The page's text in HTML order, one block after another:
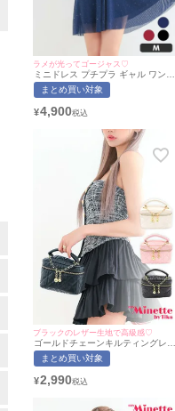
ラメが光ってゴージャス♡
ミニドレス プチプラ ギャル ワンピ
ース フレア セクシー キラキラ 半袖
シアー シアー袖 低身長 谷間 ギャザ
ドレス (あおぽん着用/Mサイズ対応)
まとめ買い対象
¥4,900
ブラックのレザー生地で高級感♡
ゴールドチェーンキルティングレザ
ーショルダーバッグ
まとめ買い対象
¥2,990